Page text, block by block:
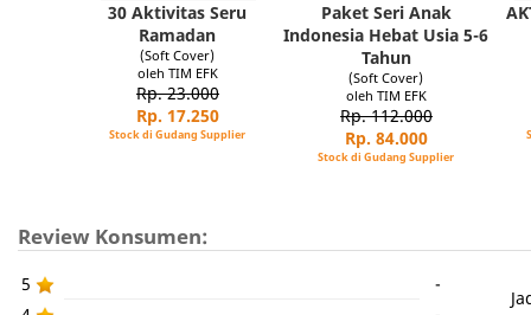
30 Aktivitas Seru
Ramadan
(Soft Cover)
oleh TIM EFK
Rp. 23.000
Rp. 17.250
Stock di Gudang Supplier
Paket Seri Anak
Indonesia Hebat Usia 5-6
Tahun
(Soft Cover)
oleh TIM EFK
Rp. 112.000
Rp. 84.000
Stock di Gudang Supplier
Review Konsumen:
5
-